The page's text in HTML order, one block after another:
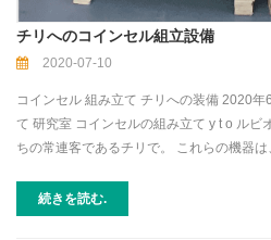
チリへのコインセル組立設備
2020-07-10
コインセル 組み立て チリへの装備 2020
て 研究室 コインセルの組み立て y t o ルビ
ちの常連客であるチリで。 これらの機器
ンセル圧着機 、 バッテリーコーティング
ンチングマシン 等 ） 過去数年間、この顧
続きを読む.